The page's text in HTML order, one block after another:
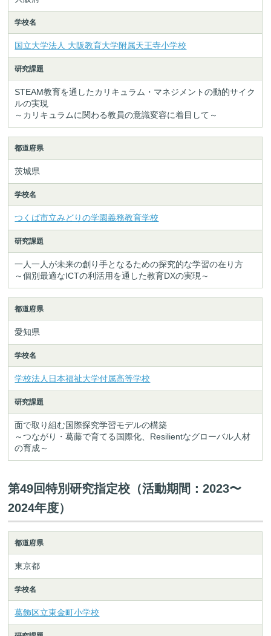
学校名
国立大学法人 大阪教育大学附属天王寺小学校
研究課題
STEAM教育を通したカリキュラム・マネジメントの動的サイク
ルの実現
～カリキュラムに関わる教員の意識変容に着目して～
都道府県
茨城県
学校名
つくば市立みどりの学園義務教育学校
研究課題
一人一人が未来の創り手となるための探究的な学習の在り方
～個別最適なICTの利活用を通した教育DXの実現～
都道府県
愛知県
学校名
学校法人日本福祉大学付属高等学校
研究課題
面で取り組む国際探究学習モデルの構築
～つながり・葛藤で育てる国際化、Resilientなグローバル人材
の育成～
第49回特別研究指定校（活動期間：2023〜
2024年度）
都道府県
東京都
学校名
葛飾区立東金町小学校